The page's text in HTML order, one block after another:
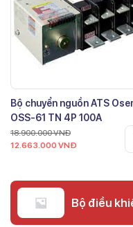
Bộ chuyển nguồn ATS
OSS-61 TN 4P 100A
18.900.000VNĐ
12.663.000 VNĐ
Bộ điều